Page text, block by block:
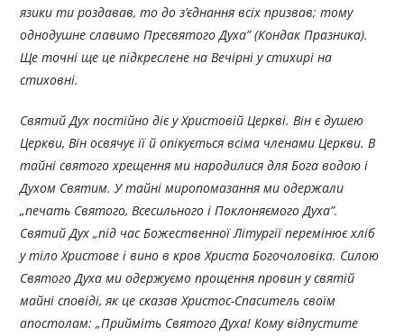
язики ти роздавав, то до з’єднання всіх призвав; тому
однодушне славимо Пресвятого Духа” (Кондак Празника).
Ще точні ще це підкреслене на Вечірні у стихирі на
стиховні.
Святий Дух постійно діє у Христовій Церкві. Він є душею
Церкви, Він освячує її й опікується всіма членами Церкви. В
тайні святого хрещення ми народилися для Бога водою і
Духом Святим. У тайні миропомазання ми одержали
„печать Святого, Всесильного і Поклоняємого Духа”.
Святий Дух „під час Божественної Літургії перемінює хліб
у тіло Христове і вино в кров Христа Богочоловіка. Силою
Святого Духа ми одержуємо прощення провин у святій
майні сповіді, як це сказав Христос-Спаситель своїм
апостолам: „Прийміть Святого Духа! Кому відпустите